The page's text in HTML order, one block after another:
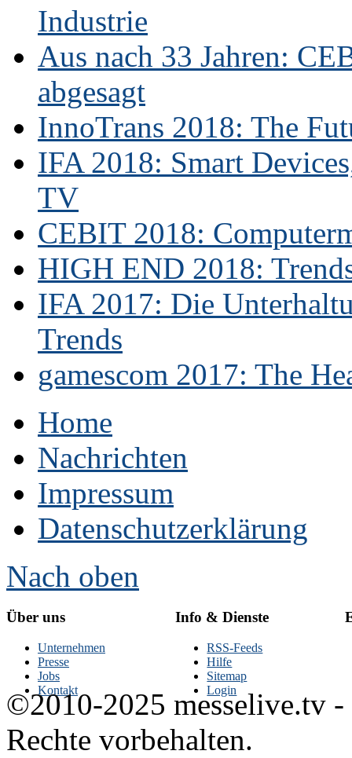
Industrie
Aus nach 33 Jahren:
abgesagt
InnoTrans 2018: The
IFA 2018: Smart
TV
CEBIT 2018:
HIGH END 2018:
IFA 2017: Die
Trends
gamescom 2017: The
Home
Nachrichten
Impressum
Datenschutzerklärung
Nach oben
Über uns
Unternehmen
Presse
Jobs
Kontakt
Info & Dienste
RSS-Feeds
Hilfe
Sitemap
Login
©2010-2025 messelive.tv -
Rechte vorbehalten.